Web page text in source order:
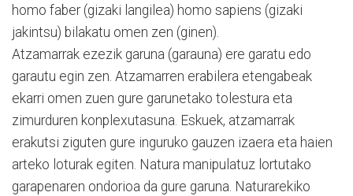
homo faber (gizaki langilea) homo sapiens (gizaki
jakintsu) bilakatu omen zen (ginen).
Atzamarrak ezezik garuna (garauna) ere garatu edo
garautu egin zen. Atzamarren erabilera etengabeak
ekarri omen zuen gure garunetako tolestura eta
zimurduren konplexutasuna. Eskuek, atzamarrak
erakutsi ziguten gure inguruko gauzen izaera eta haien
arteko loturak egiten. Natura manipulatuz lortutako
garapenaren ondorioa da gure garuna. Naturarekiko